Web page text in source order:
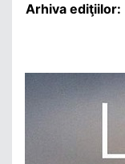
Arhiva ediţiilor: